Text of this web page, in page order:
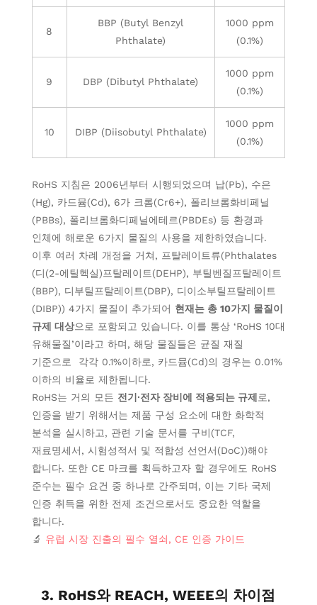
8
BBP (Butyl Benzyl
Phthalate)
1000 ppm
(0.1%)
9 DBP (Dibutyl Phthalate)
1000 ppm
(0.1%)
10 DIBP (Diisobutyl Phthalate)
1000 ppm
(0.1%)
RoHS 지침은 2006년부터 시행되었으며 납(Pb), 수은
(Hg), 카드뮴(Cd), 6가 크롬(Cr6+), 폴리브롬화비페닐
(PBBs), 폴리브롬화디페닐에테르(PBDEs) 등 환경과
인체에 해로운 6가지 물질의 사용을 제한하였습니다.
이후 여러 차례 개정을 거쳐, 프탈레이트류(Phthalates
(디(2-에틸헥실)프탈레이트(DEHP), 부틸벤질프탈레이트
(BBP), 디부틸프탈레이트(DBP), 디이소부틸프탈레이트
(DIBP)) 4가지 물질이 추가되어 현재는 총 10가지 물질이
규제 대상으로 포함되고 있습니다. 이를 통상 ‘RoHS 10대
유해물질’이라고 하며, 해당 물질들은 균질 재질
기준으로 각각 0.1%이하로, 카드뮴(Cd)의 경우는 0.01%
이하의 비율로 제한됩니다.
RoHS는 거의 모든 전기∙전자 장비에 적용되는 규제 로,
인증을 받기 위해서는 제품 구성 요소에 대한 화학적
분석을 실시하고, 관련 기술 문서를 구비(TCF,
재료명세서, 시험성적서 및 적합성 선언서(DoC))해야
합니다. 또한 CE 마크를 획득하고자 할 경우에도 RoHS
준수는 필수 요건 중 하나로 간주되며, 이는 기타 국제
인증 취득을 위한 전제 조건 으로서도 중요한 역할을
합니다.
🔬 유럽 시장 진출의 필수 열쇠, CE 인증 가이드
3. RoHS와 REACH, WEEE의 차이점